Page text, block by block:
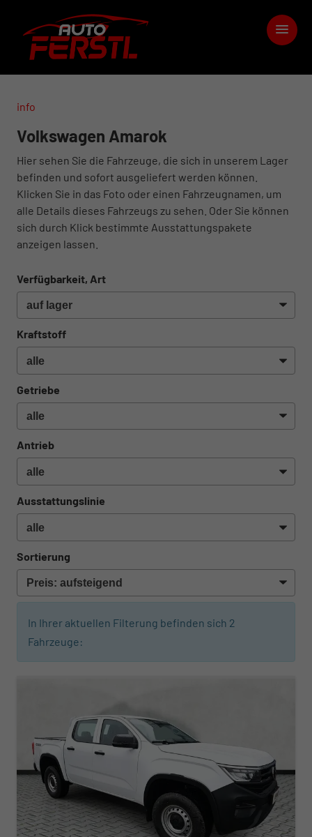
info
Volkswagen Amarok
Hier sehen Sie die Fahrzeuge, die sich in unserem Lager
befinden und sofort ausgeliefert werden können.
Klicken Sie in das Foto oder einen Fahrzeugnamen, um
alle Details dieses Fahrzeugs zu sehen. Oder Sie können
sich durch Klick bestimmte Ausstattungspakete
anzeigen lassen.
Verfügbarkeit, Art
Kraftstoff
Getriebe
Antrieb
Ausstattungslinie
Sortierung
In Ihrer aktuellen Filterung befinden sich 2
Fahrzeuge: